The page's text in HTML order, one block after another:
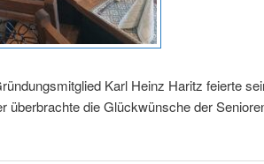
Karl Heinz Haritz feierte
überbrachte die Glückwünsche der